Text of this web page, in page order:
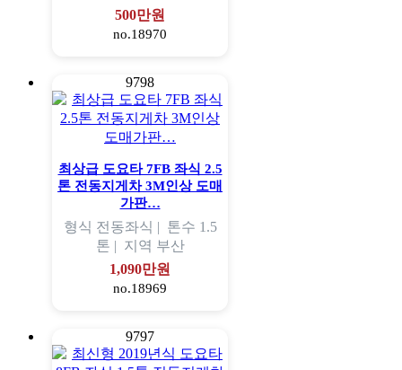
500만원
no.18970
9798
최상급 도요타 7FB 좌식 2.5
톤 전동지게차 3M인상 도매
가판…
형식 전동좌식 | 톤수 1.5
톤 | 지역 부산
1,090만원
no.18969
9797